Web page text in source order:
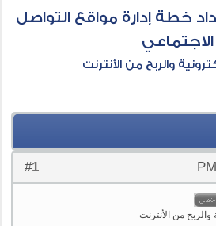
خطة إدارة مواقع التواصل
الاجتماعي
والربح من الأنترنت
#
1
من الأنترنت